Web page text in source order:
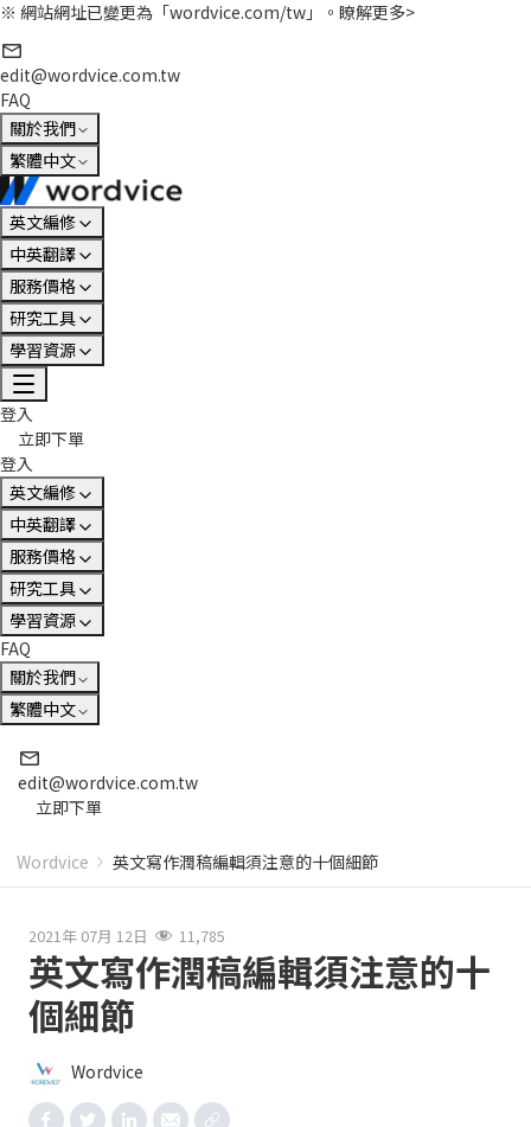
※ 網站網址已變更為「wordvice.com/tw」。 瞭解更多>
edit@wordvice.com.tw
FAQ
關於我們
繁體中文
英文編修
中英翻譯
服務價格
研究工具
學習資源
登入
立即下單
登入
英文編修
中英翻譯
服務價格
研究工具
學習資源
FAQ
關於我們
繁體中文
edit@wordvice.com.tw
立即下單
Wordvice 英文寫作潤稿編輯須注意的十個細節
2021年 07月 12日 11,785
英文寫作潤稿編輯須注意的十
個細節
Wordvice